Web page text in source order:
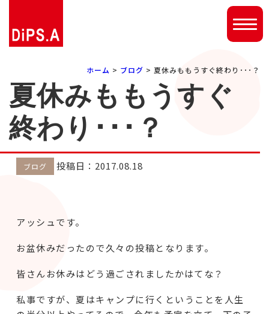
ホーム > ブログ > 夏休みももうすぐ終わり･･･？
夏休みももうすぐ
終わり･･･？
ブログ 投稿日：2017.08.18
アッシュです。
お盆休みだったので久々の投稿となります。
皆さんお休みはどう過ごされましたかはてな？
私事ですが、夏はキャンプに行くということを人生